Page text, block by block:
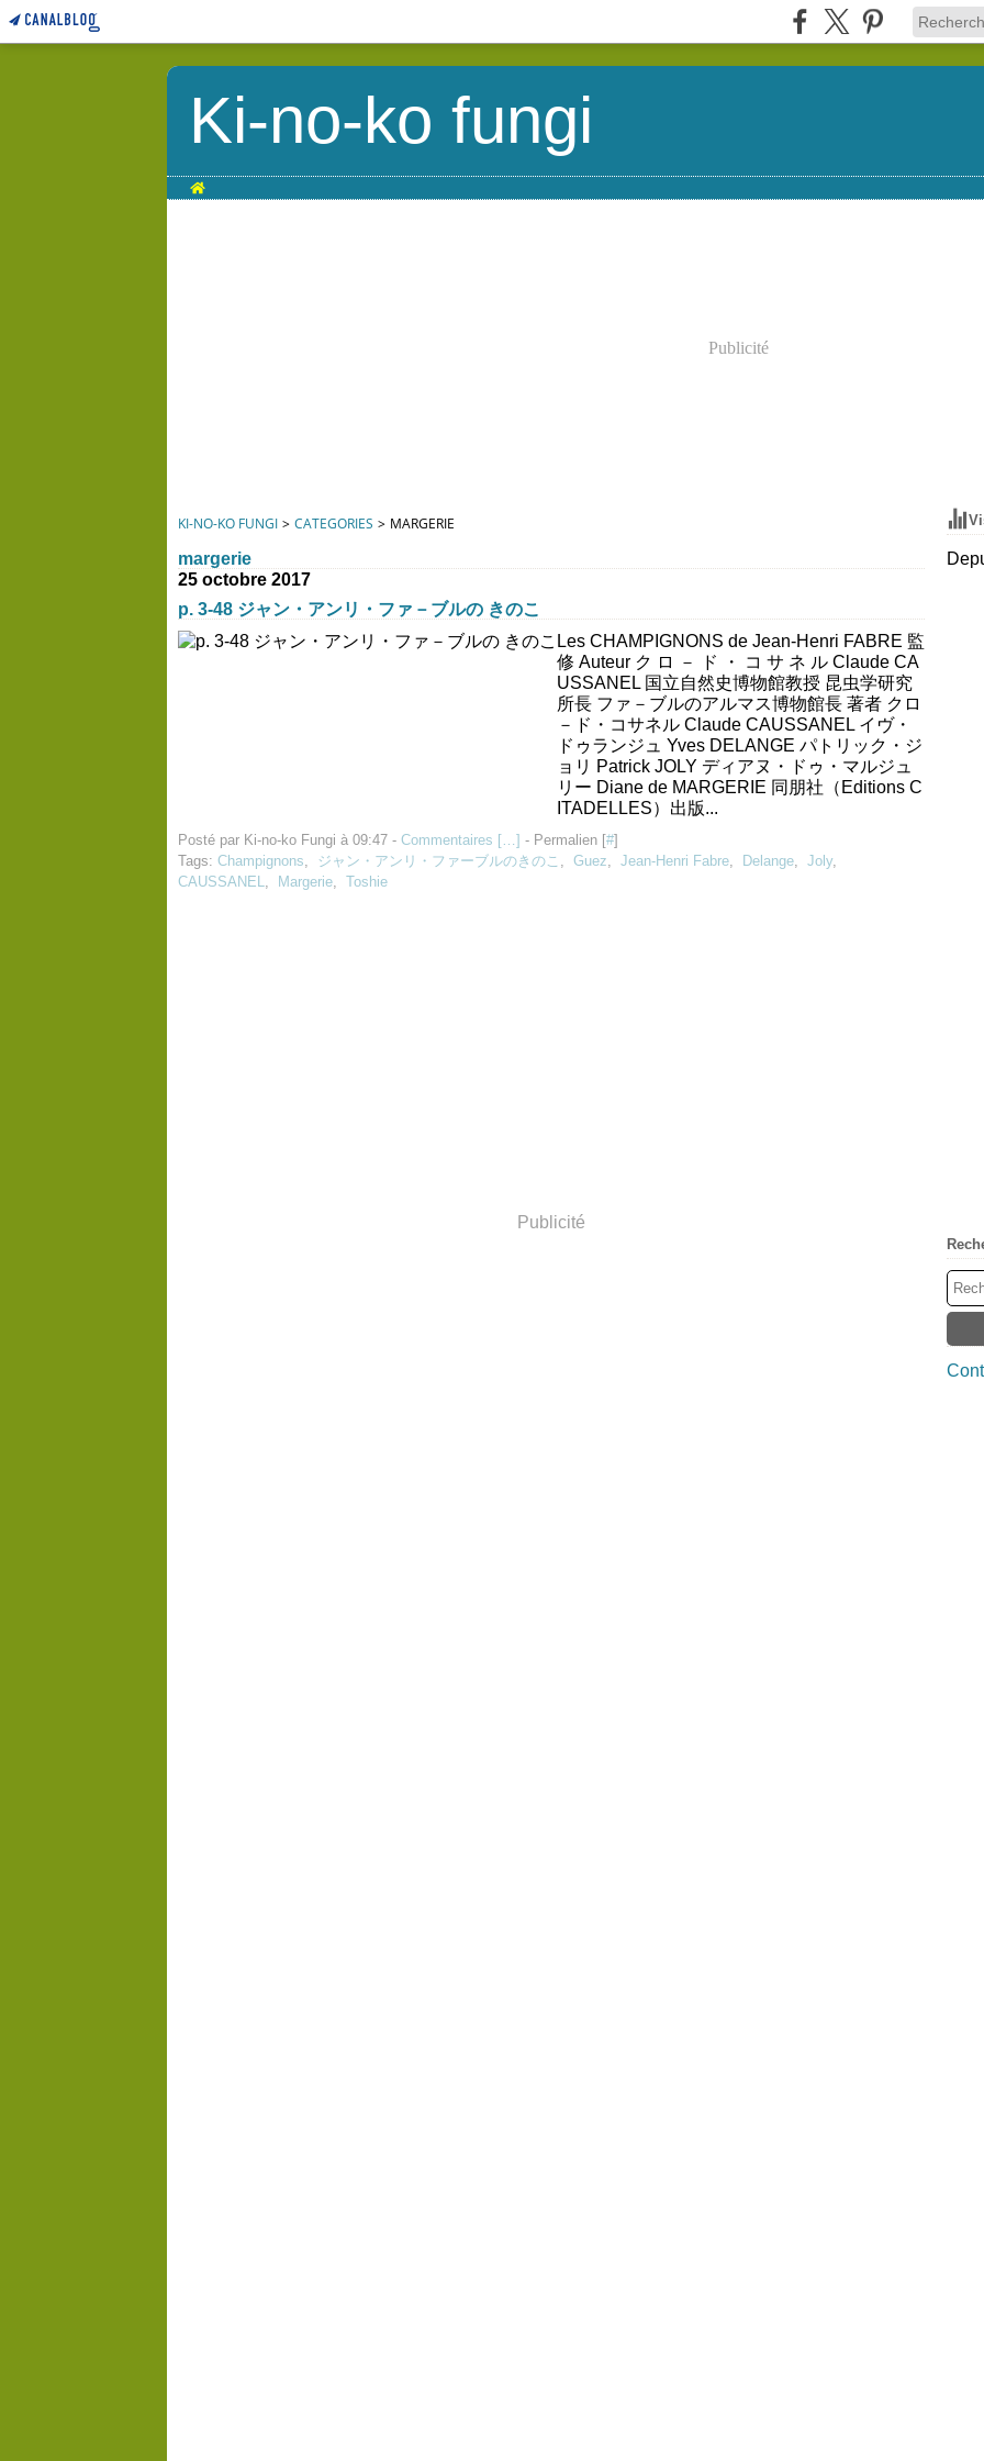
Ki-no-ko fungi
Home
Publicité
KI-NO-KO FUNGI > CATEGORIES > MARGERIE
margerie
25 octobre 2017
p. 3-48 ジャン・アンリ・ファ－ブルの きのこ
Les CHAMPIGNONS de Jean-Henri FABRE 監
修 Auteur ク ロ － ド ・ コ サ ネ ル Claude CA
USSANEL 国立自然史博物館教授 昆虫学研究
所長 ファ－ブルのアルマス博物館長 著者 クロ
－ド・コサネル Claude CAUSSANEL イヴ・
ドゥランジュ Yves DELANGE パトリック・ジ
ョリ Patrick JOLY ディアヌ・ドゥ・マルジュ
リー Diane de MARGERIE 同朋社（Editions C
ITADELLES）出版...
Posté par Ki-no-ko Fungi à 09:47 - Commentaires […] - Permalien [#]
Tags: Champignons, ジャン・アンリ・ファーブルのきのこ , Guez, Jean-Henri Fabre, Delange, Joly,
CAUSSANEL, Margerie, Toshie
Publicité